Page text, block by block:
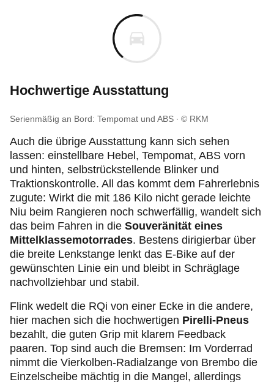
Hochwertige Ausstattung
Serienmäßig an Bord: Tempomat und ABS © RKM
Auch die übrige Ausstattung kann sich sehen
lassen: einstellbare Hebel, Tempomat, ABS vorn
und hinten, selbstrückstellende Blinker und
Traktionskontrolle. All das kommt dem Fahrerlebnis
zugute: Wirkt die mit 186 Kilo nicht gerade leichte
Niu beim Rangieren noch schwerfällig, wandelt sich
das beim Fahren in die Souveränität eines
Mittelklassemotorrades. Bestens dirigierbar über
die breite Lenkstange lenkt das E-Bike auf der
gewünschten Linie ein und bleibt in Schräglage
nachvollziehbar und stabil.
Flink wedelt die RQi von einer Ecke in die andere,
hier machen sich die hochwertigen Pirelli-Pneus
bezahlt, die guten Grip mit klarem Feedback
paaren. Top sind auch die Bremsen: Im Vorderrad
nimmt die Vierkolben-Radialzange von Brembo die
Einzelscheibe mächtig in die Mangel, allerdings